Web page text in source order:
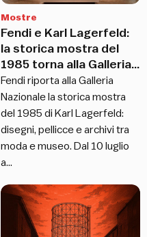
Mostre
Fendi e Karl Lagerfeld:
la storica mostra del
1985 torna alla Galleria
Nazionale
Fendi riporta alla Galleria
Nazionale la storica mostra
del 1985 di Karl Lagerfeld:
disegni, pellicce e archivi tra
moda e museo. Dal 10 luglio
a…